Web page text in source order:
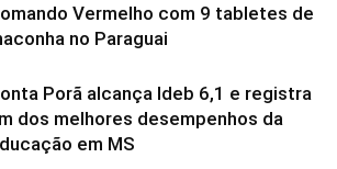
Vermelho com 9 tabletes de
no Paraguai
Porã alcança Ideb 6,1 e registra
dos melhores desempenhos da
em MS